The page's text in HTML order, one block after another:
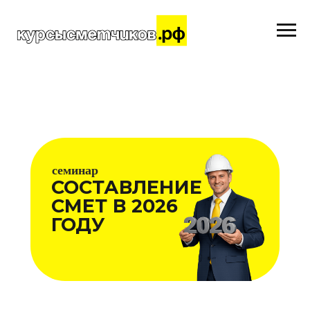
СОСТАВЛЕНИЕ
СМЕТ В 2026
ГОДУ
семинар